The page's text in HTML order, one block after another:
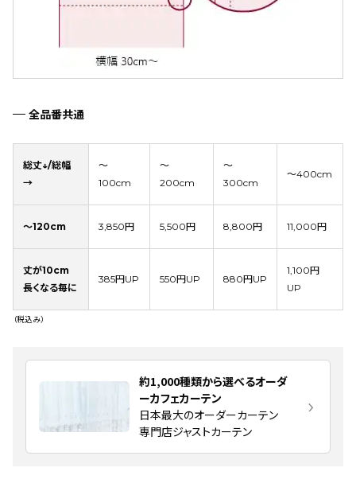
全品番共通
総丈↓/総幅
→
～
100cm
～
200cm
～
300cm
～400cm
～120cm 3,850円 5,500円 8,800円 11,000円
丈が10cm
長くなる毎に
385円UP 550円UP 880円UP
1,100円
UP
（税込み）
約1,000種類から選べるオーダ
ーカフェカーテン
日本最大のオーダーカーテン
専門店ジャストカーテン